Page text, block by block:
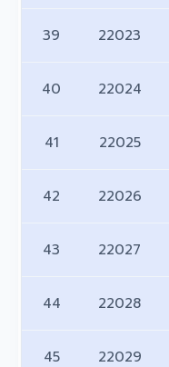
39 22023
40 22024
41 22025
42 22026
43 22027
44 22028
45 22029